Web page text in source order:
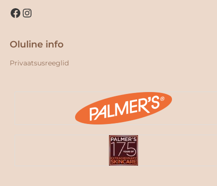
Oluline info
Privaatsusreeglid